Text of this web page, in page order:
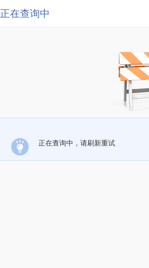
正在查询中
正在查询中，请刷新重试